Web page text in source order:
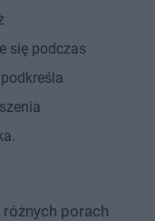
się podczas
porach